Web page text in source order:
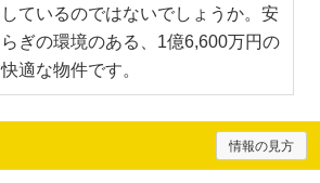
しているのではないでしょうか。安
らぎの環境のある、1億6,600万円の
快適な物件です。
情報の見方